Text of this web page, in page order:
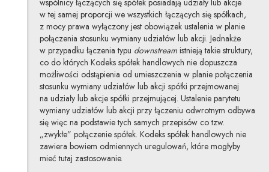
wspólnicy łączących się spółek posiadają udziały lub akcje
w tej samej proporcji we wszystkich łączących się spółkach,
z mocy prawa wyłączony jest obowiązek ustalenia w planie
połączenia stosunku wymiany udziałów lub akcji. Jednakże
w przypadku łączenia typu downstreamistnieją takie struktury,
co do których Kodeks spółek handlowych nie dopuszcza
możliwości odstąpienia od umieszczenia w planie połączenia
stosunku wymiany udziałów lub akcji spółki przejmowanej
na udziały lub akcje spółki przejmującej. Ustalenie parytetu
wymiany udziałów lub akcji przy łączeniu odwrotnym odbywa
się więc na podstawie tych samych przepisów co tzw.
„zwykłe” połączenie spółek. Kodeks spółek handlowych nie
zawiera bowiem odmiennych uregulowań, które mogłyby
mieć tutaj zastosowanie.